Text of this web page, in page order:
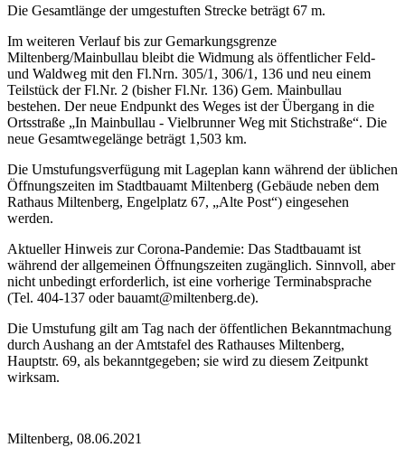
Die Gesamtlänge der umgestuften Strecke beträgt 67 m.
Im weiteren Verlauf bis zur Gemarkungsgrenze
Miltenberg/Mainbullau bleibt die Widmung als öffentlicher Feld-
und Waldweg mit den Fl.Nrn. 305/1, 306/1, 136 und neu einem
Teilstück der Fl.Nr. 2 (bisher Fl.Nr. 136) Gem. Mainbullau
bestehen. Der neue Endpunkt des Weges ist der Übergang in die
Ortsstraße „In Mainbullau - Vielbrunner Weg mit Stichstraße“. Die
neue Gesamtwegelänge beträgt 1,503 km.
Die Umstufungsverfügung mit Lageplan kann während der üblichen
Öffnungszeiten im Stadtbauamt Miltenberg (Gebäude neben dem
Rathaus Miltenberg, Engelplatz 67, „Alte Post“) eingesehen
werden.
Aktueller Hinweis zur Corona-Pandemie: Das Stadtbauamt ist
während der allgemeinen Öffnungszeiten zugänglich. Sinnvoll, aber
nicht unbedingt erforderlich, ist eine vorherige Terminabsprache
(Tel. 404-137 oder bauamt@miltenberg.de).
Die Umstufung gilt am Tag nach der öffentlichen Bekanntmachung
durch Aushang an der Amtstafel des Rathauses Miltenberg,
Hauptstr. 69, als bekanntgegeben; sie wird zu diesem Zeitpunkt
wirksam.
Miltenberg, 08.06.2021